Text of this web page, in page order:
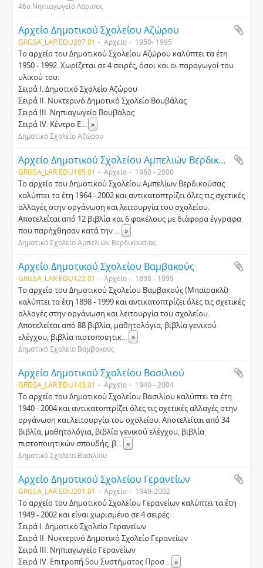
46ο Νηπιαγωγείο Λάρισας
Αρχείο Δημοτικού Σχολείου Αζώρου
GRGSA_LAR EDU207.01 Αρχείο 1950- 1995
Το αρχείο του Δημοτικού Σχολείου Αζώρου καλύπτει τα έτη
1950 - 1992. Χωρίζεται σε 4 σειρές, όσοι και οι παραγωγοί του
υλικού του:
Σειρά Ι. Δημοτικό Σχολείο Αζώρου
Σειρά ΙΙ. Νυκτερινό Δημοτικό Σχολείο Βουβάλας
Σειρά ΙΙΙ. Νηπιαγωγείο Βουβάλας
Σειρά IV. Κέντρο Ε... »
Δημοτικό Σχολείο Αζώρου
Αρχείο Δημοτικού Σχολείου Αμπελιών Βερδικούσιας
GRGSA_LAR EDU185.01 Αρχείο 1960 - 2000
Το αρχείο του Δημοτικού Σχολείου Αμπελίων Βερδικούσας
καλύπτει τα έτη 1964 - 2002 και αντικατοπτρίζει όλες τις σχετικές
αλλαγές στην οργάνωση και λειτουργία του σχολείου.
Αποτελείται από 12 βιβλία και 6 φακέλους με διάφορα έγγραφα
που παρήχθησαν κατά την ... »
Δημοτικό Σχολείο Αμπελιών Βερδικούσιας
Αρχείο Δημοτικού Σχολείου Βαμβακούς
GRGSA_LAR EDU122.01 Αρχείο 1898 - 1999
Το αρχείο του Δημοτικού Σχολείου Βαμβακούς (Μπαϊρακλί)
καλύπτει τα έτη 1898 - 1999 και αντικατοπτρίζει όλες τις σχετικές
αλλαγές στην οργάνωση και λειτουργία του σχολείου.
Αποτελείται από 88 βιβλία, μαθητολόγια, βιβλία γενικού
ελέγχου, βιβλία πιστοποιητικ... »
Δημοτικό Σχολείο Βαμβακούς
Αρχείο Δημοτικού Σχολείου Βασιλιού
GRGSA_LAR EDU143.01 Αρχείο 1940 - 2004
Το αρχείο του Δημοτικού Σχολείου Βασιλίου καλύπτει τα έτη
1940 - 2004 και αντικατοπτρίζει όλες τις σχετικές αλλαγές στην
οργάνωση και λειτουργία του σχολείου. Αποτελείται από 34
βιβλία, μαθητολόγια, βιβλία γενικού ελέγχου, βιβλία
πιστοποιητικών σπουδής, β... »
Δημοτικό Σχολείο Βασιλίου
Αρχείο Δημοτικού Σχολείου Γερανείων
GRGSA_LAR EDU201.01 Αρχείο 1949-2002
Το αρχείο του Δημοτικού Σχολείου Γερανείων καλύπτει τα έτη
1949 - 2002 και είναι χωρισμένο σε 4 σειρές:
Σειρά Ι. Δημοτικό Σχολείο Γερανείων
Σειρά ΙΙ. Νυκτερινό Δημοτικό Σχολείο Γερανείων
Σειρά ΙΙΙ. Νηπιαγωγείο Γερανείων
Σειρά IV. Επιτροπή 5ου Συστήματος Προσ... »